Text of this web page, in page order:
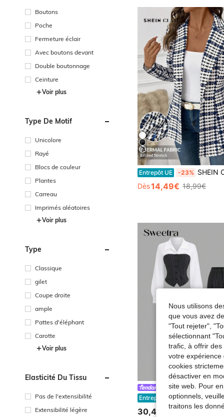
Boutons
Poche
Fermeture éclair
Avec boutons devant
Double boutonnage
Ceinture
Voir plus
Type De Motif
Unicolore
Rayé
Blocs de couleur
Plantes
Carreau
Imprimés aléatoires
Voir plus
Type
Classique
gilet
Coupe droite
ample
Pattes d'éléphant
Carotte
Voir plus
Élasticité Du Tissu
Pas de l'extensibilité
Extensibilité légère
27
Entrepôt UE -23% SHEIN Clasi Blazer élégant à carreaux pour femmes, blazer polyvalent à manches longues pour un port quotidien, veste classique à carreaux pour les déplacements, blazers d'automne pour femmes, blazers à carreaux pour
Dès14,49€ 18,99€
Sweetra
Entrepôt UE Sweetra Ensemble femme blouse asymétrique à manches longues avec col et patchwork rayé & pantalon droit, à carreaux noir et
30,49€
Nous utilisons
que vous avez
"Tout rejeter",
sélectionnant
trafic, à offrir
votre expérience
cookies
désactiver en
site web. Pour
optionnels,
traitons les